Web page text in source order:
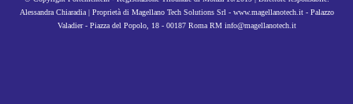
Alessandra Chiaradia | Proprietà di Magellano Tech Solutions Srl - www.magellanotech.it - Palazzo
Valadier - Piazza del Popolo, 18 - 00187 Roma RM info@magellanotech.it